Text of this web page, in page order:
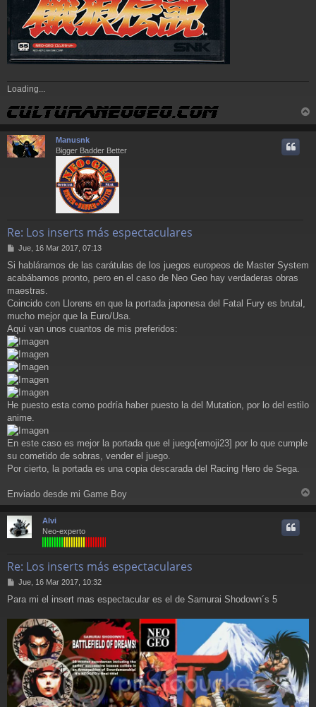
Loading...
r
Manusnk
Bigger Badder Better
Re: Los inserts más espectaculares
M
n
s
a
j
Jue, 16 Mar 2017, 07:13
Si habláramos de las carátulas de los juegos europeos de Master System
acabábamos pronto, pero en el caso de Neo Geo hay verdaderas obras
maestras.
Coincido con Llorens en que la portada japonesa del Fatal Fury es brutal,
mucho mejor que la Euro/Usa.
Aquí van unos cuantos de mis preferidos:
He puesto esta como podría haber puesto la del Mutation, por lo del estilo
anime.
En este caso es mejor la portada que el juego[emoji23] por lo que cumple
su cometido de sobras, vender el juego.
Por cierto, la portada es una copia descarada del Racing Hero de Sega.
Enviado desde mi Game Boy
r
Alvi
Neo-experto
Re: Los inserts más espectaculares
M
n
a
j
e
Jue, 16 Mar 2017, 10:32
Para mi el insert mas espectacular es el de Samurai Shodown´s 5